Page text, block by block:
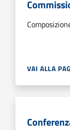
VAI ALLA